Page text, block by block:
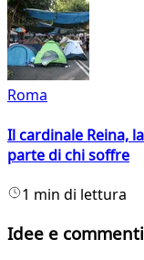
Roma
Il cardinale Reina,
parte di chi soffre
1 min di lettura
Idee e commenti